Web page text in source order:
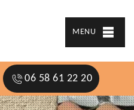
MENU
06 58 61 22 20